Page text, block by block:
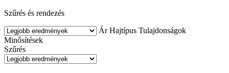
Szűrés és rendezés
Ár Hajtípus Tulajdonságok
Minősítések
Szűrés